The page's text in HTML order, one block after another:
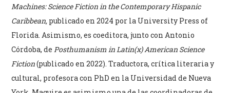
Machines: Science Fiction in the Contemporary Hispanic
Caribbean, publicado en 2024 por la University Press of
Florida. Asimismo, es coeditora, junto con Antonio
Córdoba, dePosthumanism in Latin(x) American Science
Fiction(publicado en 2022). Traductora, crítica literaria y
cultural, profesora con PhD en la Universidad de Nueva